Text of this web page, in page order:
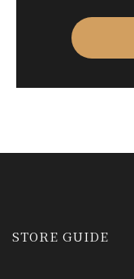
STORE GUIDE